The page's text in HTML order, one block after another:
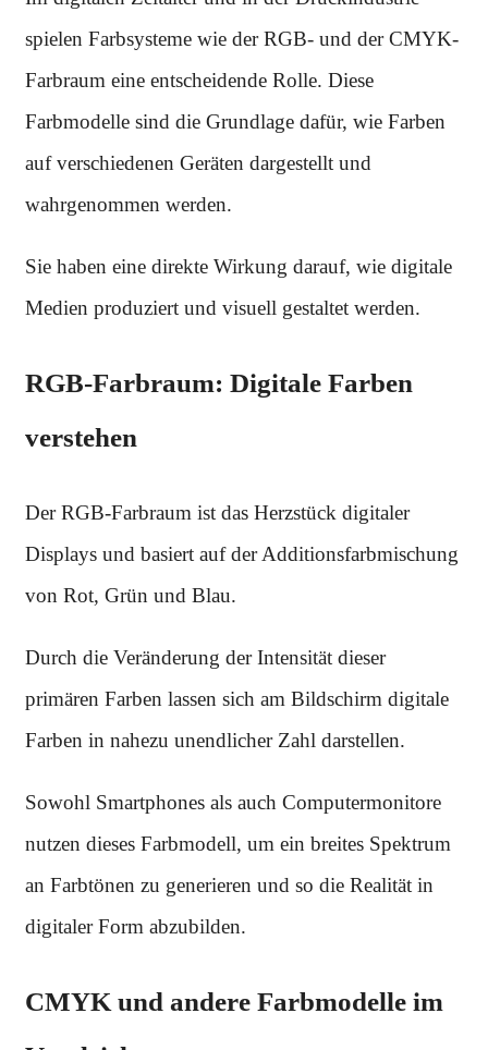
spielen Farbsysteme wie der RGB- und der CMYK-
Farbraum eine entscheidende Rolle. Diese
Farbmodelle sind die Grundlage dafür, wie Farben
auf verschiedenen Geräten dargestellt und
wahrgenommen werden.
Sie haben eine direkte Wirkung darauf, wie digitale
Medien produziert und visuell gestaltet werden.
RGB-Farbraum: Digitale Farben
verstehen
Der RGB-Farbraum ist das Herzstück digitaler
Displays und basiert auf der Additionsfarbmischung
von Rot, Grün und Blau.
Durch die Veränderung der Intensität dieser
primären Farben lassen sich am Bildschirm digitale
Farben in nahezu unendlicher Zahl darstellen.
Sowohl Smartphones als auch Computermonitore
nutzen dieses Farbmodell, um ein breites Spektrum
an Farbtönen zu generieren und so die Realität in
digitaler Form abzubilden.
CMYK und andere Farbmodelle im